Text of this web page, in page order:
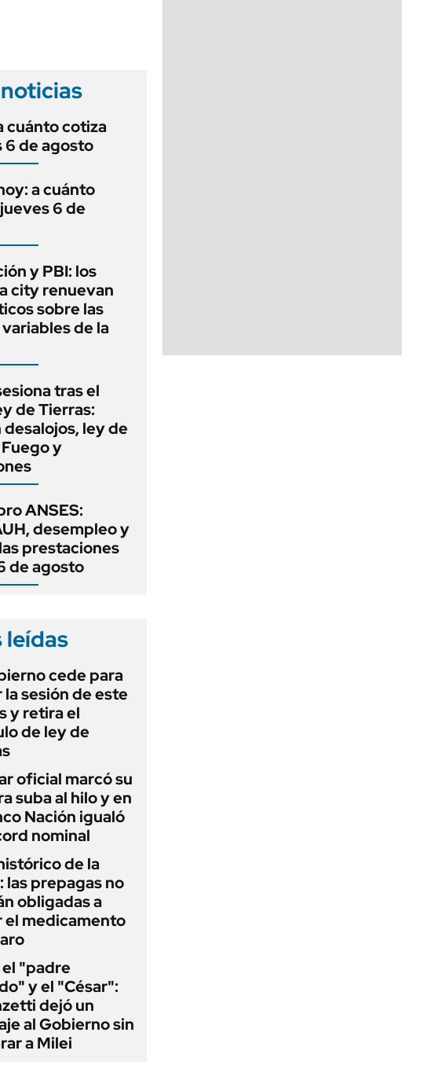
cuánto cotiza
6 de agosto
a cuánto
6 de
y PBI: los
city renuevan
sobre las
de la
tras el
de Tierras:
ley de
y
ANSES:
desempleo y
prestaciones
de agosto
leídas
cede para
la sesión de este
y retira el
de ley de
oficial marcó su
suba al hilo y en
Nación igualó
nominal
de la
las prepagas no
obligadas a
el medicamento
"padre
y el "César":
dejó un
al Gobierno sin
a Milei